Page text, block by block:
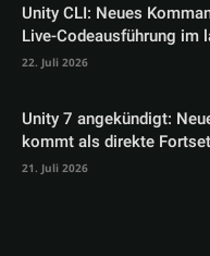
Unity CLI: Neues
Live-Codeausführung im
22. Juli 2026
Unity 7 angekündigt:
kommt als direkte
21. Juli 2026